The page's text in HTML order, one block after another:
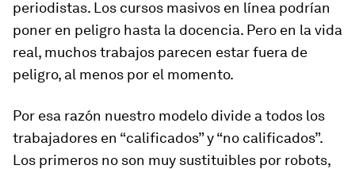
periodistas. Los cursos masivos en línea podrían
poner en peligro hasta la docencia. Pero en la vida
real, muchos trabajos parecen estar fuera de
peligro, al menos por el momento.
Por esa razón nuestro modelo divide a todos los
trabajadores en “calificados” y “no calificados”.
Los primeros no son muy sustituibles por robots,